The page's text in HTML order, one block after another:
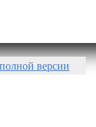
версии